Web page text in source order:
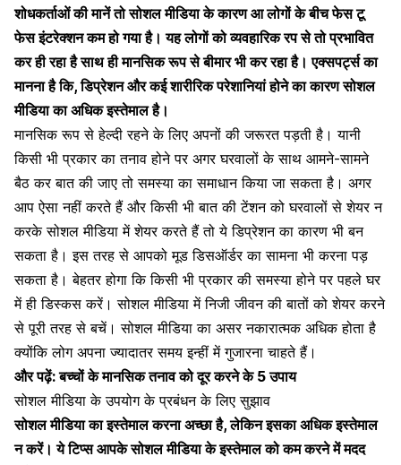
शोधकर्ताओं की मानें तो सोशल मीडिया के कारण आ लोगों के बीच फेस टू
फेस इंटरेक्शन कम हो गया है। यह लोगों को व्यवहारिक रप से तो प्रभावित
कर ही रहा है साथ ही मानसिक रूप से बीमार भी कर रहा है। एक्सपर्ट्स का
मानना है कि, डिप्रेशन और कई शारीरिक परेशानियां होने का कारण सोशल
मीडिया का अधिक इस्तेमाल है।
मानसिक रूप से हेल्दी रहने के लिए अपनों की जरूरत पड़ती है। यानी
किसी भी प्रकार का तनावहोने पर अगर घरवालों के साथ आमने-सामने
बैठ कर बात की जाए तो समस्या का समाधान किया जा सकता है। अगर
आप ऐसा नहीं करते हैं और किसी भी बात की टेंशन को घरवालों से शेयर न
करके सोशल मीडिया में शेयर करते हैं तो ये डिप्रेशन का कारण भी बन
सकता है। इस तरह से आपको मूड डिसऑर्डर का सामना भी करना पड़
सकता है। बेहतर होगा कि किसी भी प्रकार की समस्या होने पर पहले घर
में ही डिस्कस करें। सोशल मीडिया में निजी जीवन की बातों को शेयर करने
से पूरी तरह से बचें। सोशल मीडिया का असर नकारात्मक अधिक होता है
क्योंकि लोग अपना ज्यादातर समय इन्हीं में गुजारना चाहते हैं।
और पढ़ें:बच्चों के मानसिक तनाव को दूर करने के 5 उपाय
सोशल मीडिया के उपयोग के प्रबंधन के लिए सुझाव
सोशल मीडिया का इस्तेमाल करना अच्छा है, लेकिन इसका अधिक इस्तेमाल
न करें। ये टिप्स आपके सोशल मीडिया के इस्तेमाल को कम करने में मदद